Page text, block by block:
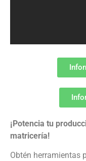
¡Potencia tu
matricería!
Obtén herramientas